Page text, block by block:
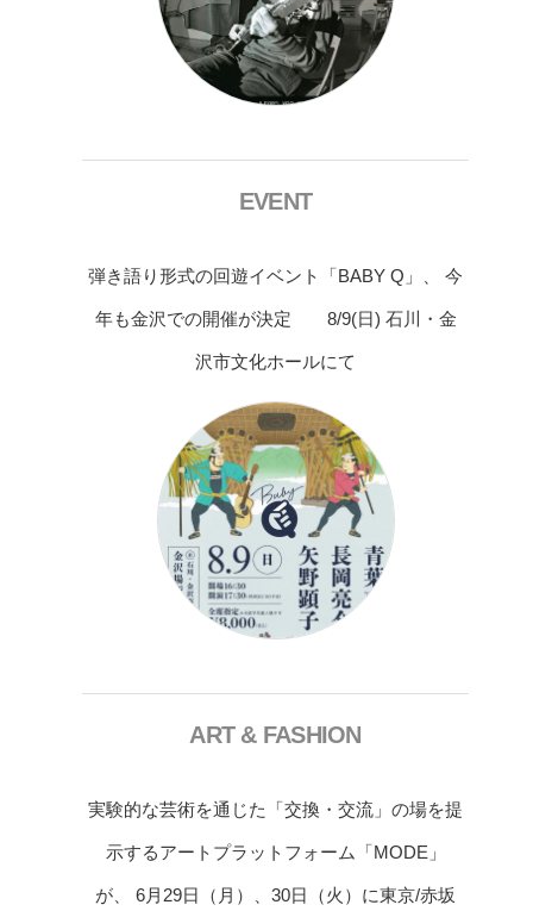
EVENT
弾き語り形式の回遊イベント「BABY Q」、 今
年も金沢での開催が決定 8/9(日) 石川・金
沢市文化ホールにて
ART & FASHION
実験的な芸術を通じた「交換・交流」の場を提
示するアートプラットフォーム「MODE」
が、 6月29日（月）、30日（火）に東京/赤坂